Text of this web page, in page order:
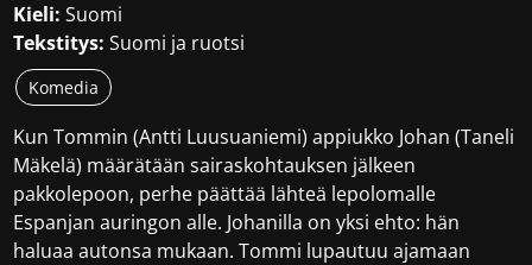
Kieli: Suomi
Tekstitys: Suomi ja ruotsi
Komedia
Kun Tommin (Antti Luusuaniemi) appiukko Johan (Taneli
Mäkelä) määrätään sairaskohtauksen jälkeen
pakkolepoon, perhe päättää lähteä lepolomalle
Espanjan auringon alle. Johanilla on yksi ehto: hän
haluaa autonsa mukaan. Tommi lupautuu ajamaan